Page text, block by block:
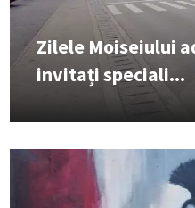
Zilele Moiseiului
invitați speciali...